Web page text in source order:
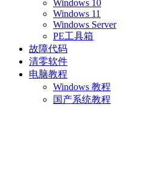
Windows 10
Windows 11
Windows Server
PE工具箱
故障代码
清零软件
电脑教程
Windows 教程
国产系统教程